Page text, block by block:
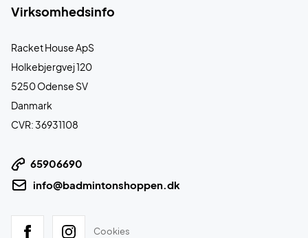
Virksomhedsinfo
Racket House ApS
Holkebjergvej 120
5250 Odense SV
Danmark
CVR: 36931108
65906690
info@badmintonshoppen.dk
Cookies